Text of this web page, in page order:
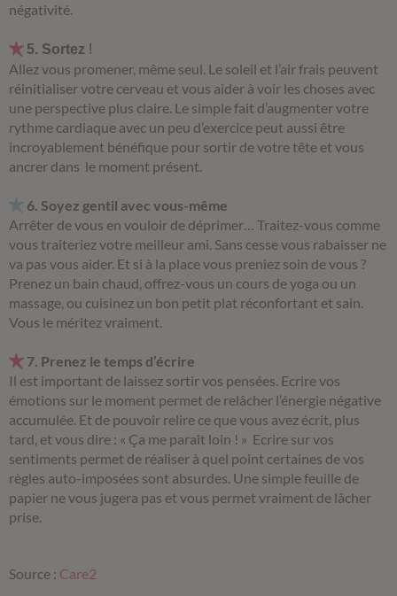
négativité.
5. Sortez !
Allez vous promener, même seul. Le soleil et l’air frais peuvent
réinitialiser votre cerveau et vous aider à voir les choses avec
une perspective plus claire. Le simple fait d’augmenter votre
rythme cardiaque avec un peu d’exercice peut aussi être
incroyablement bénéfique pour sortir de votre tête et vous
ancrer dans le moment présent.
6. Soyez gentil avec vous-même
Arrêter de vous en vouloir de déprimer… Traitez-vous comme
vous traiteriez votre meilleur ami. Sans cesse vous rabaisser ne
va pas vous aider. Et si à la place vous preniez soin de vous ?
Prenez un bain chaud, offrez-vous un cours de yoga ou un
massage, ou cuisinez un bon petit plat réconfortant et sain.
Vous le méritez vraiment.
7. Prenez le temps d’écrire
Il est important de laissez sortir vos pensées. Ecrire vos
émotions sur le moment permet de relâcher l’énergie négative
accumulée. Et de pouvoir relire ce que vous avez écrit, plus
tard, et vous dire : « Ça me paraît loin ! » Ecrire sur vos
sentiments permet de réaliser à quel point certaines de vos
règles auto-imposées sont absurdes. Une simple feuille de
papier ne vous jugera pas et vous permet vraiment de lâcher
prise.
Source : Care2